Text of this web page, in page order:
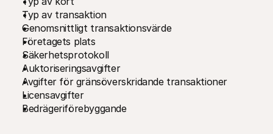
Typ av transaktion
Genomsnittligt transaktionsvärde
Företagets plats
Säkerhetsprotokoll
Auktoriseringsavgifter
Avgifter för gränsöverskridande transaktioner
Licensavgifter
Bedrägeriförebyggande